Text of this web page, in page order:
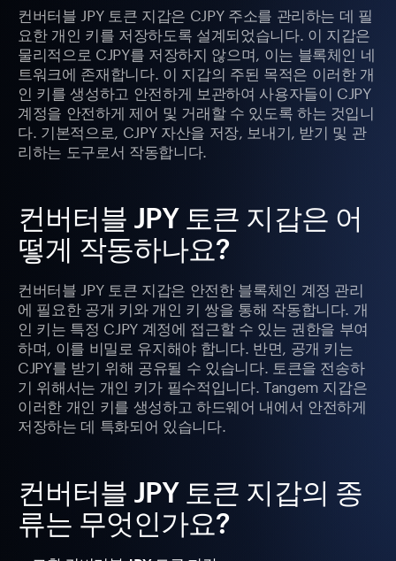
컨버터블 JPY 토큰 지갑은 CJPY 주소를 관리하는 데 필
요한 개인 키를 저장하도록 설계되었습니다. 이 지갑은
물리적으로 CJPY를 저장하지 않으며, 이는 블록체인 네
트워크에 존재합니다. 이 지갑의 주된 목적은 이러한 개
인 키를 생성하고 안전하게 보관하여 사용자들이 CJPY
계정을 안전하게 제어 및 거래할 수 있도록 하는 것입니
다. 기본적으로, CJPY 자산을 저장, 보내기, 받기 및 관
리하는 도구로서 작동합니다.
컨버터블 JPY 토큰 지갑은 어
떻게 작동하나요?
컨버터블 JPY 토큰 지갑은 안전한 블록체인 계정 관리
에 필요한 공개 키와 개인 키 쌍을 통해 작동합니다. 개
인 키는 특정 CJPY 계정에 접근할 수 있는 권한을 부여
하며, 이를 비밀로 유지해야 합니다. 반면, 공개 키는
CJPY를 받기 위해 공유될 수 있습니다. 토큰을 전송하
기 위해서는 개인 키가 필수적입니다. Tangem 지갑은
이러한 개인 키를 생성하고 하드웨어 내에서 안전하게
저장하는 데 특화되어 있습니다.
컨버터블 JPY 토큰 지갑의 종
류는 무엇인가요?